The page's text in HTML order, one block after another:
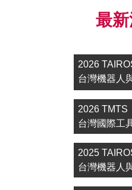
最
2026
台灣機器人
2026 TMTS
台灣國際工
2025
台灣機器人